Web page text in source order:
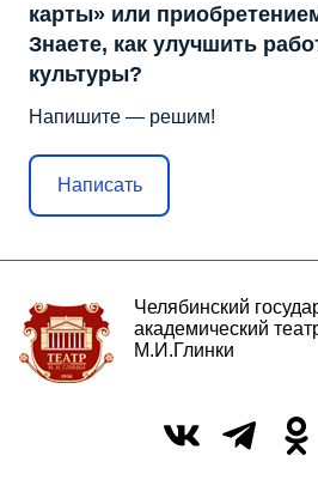
карты» или
Знаете, как улучшить
культуры?
Напишите — решим!
Написать
Челябинский
академический
М.И.Глинки